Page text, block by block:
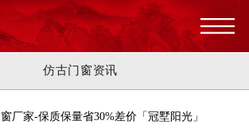
仿古门窗资讯
厂家-保质保量省30%差价「冠墅阳光」